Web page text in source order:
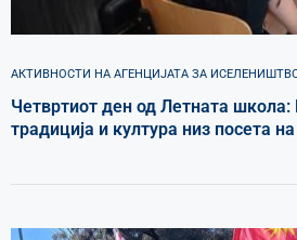
АКТИВНОСТИ НА АГЕНЦИЈАТА ЗА
Четвртиот ден од Летната
традиција и култура низ посета